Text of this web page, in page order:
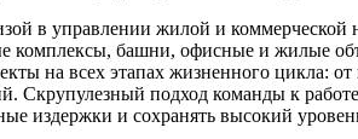
в управлении жилой и
комплексы, башни, офисные и жилые
на всех этапах жизненного цикла:
Скрупулезный подход команды к
издержки и сохранять высокий